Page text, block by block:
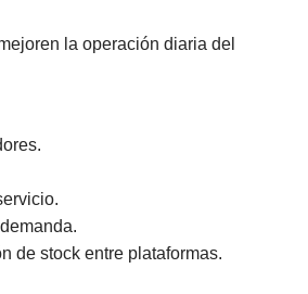
la operación diaria del
de stock entre plataformas.